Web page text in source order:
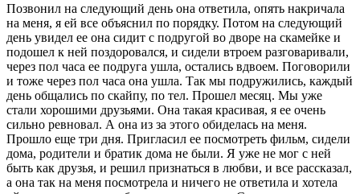
Позвонил на следующий день она ответила, опять накричала
на меня, я ей все объяснил по порядку. Потом на следующий
день увидел ее она сидит с подругой во дворе на скамейке и
подошел к ней поздоровался, и сидели втроем разговаривали,
через пол часа ее подруга ушла, остались вдвоем. Поговорили
и тоже через пол часа она ушла. Так мы подружились, каждый
день общались по скайпу, по тел. Прошел месяц. Мы уже
стали хорошими друзьями. Она такая красивая, я ее очень
сильно ревновал. А она из за этого обиделась на меня.
Прошло еще три дня. Пригласил ее посмотреть фильм, сидели
дома, родители и братик дома не были. Я уже не мог с ней
быть как друзья, и решил признаться в любви, и все рассказал,
а она так на меня посмотрела и ничего не ответила и хотела